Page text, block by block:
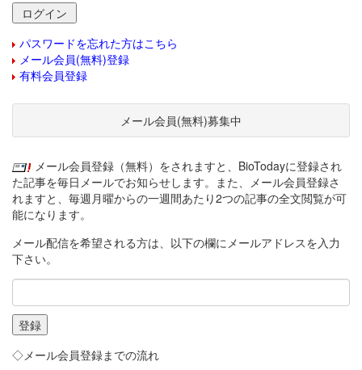
パスワードを忘れた方はこちら
メール会員(無料)登録
有料会員登録
メール会員(無料)募集中
メール会員登録（無料）をされますと、BioTodayに登録され
た記事を毎日メールでお知らせします。また、メール会員登録さ
れますと、毎週月曜からの一週間あたり2つの記事の全文閲覧が可
能になります。
メール配信を希望される方は、以下の欄にメールアドレスを入力
下さい。
◇メール会員登録までの流れ